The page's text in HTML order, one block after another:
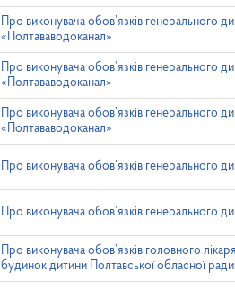
Про виконувача обов’язків генерального
«Полтававодоканал»
Про виконувача обов’язків генерального
«Полтававодоканал»
Про виконувача обов’язків генерального
«Полтававодоканал»
Про виконувача обов’язків
Про виконувача обов’язків
Про виконувача обов’язків головного
будинок дитини Полтавської обласної